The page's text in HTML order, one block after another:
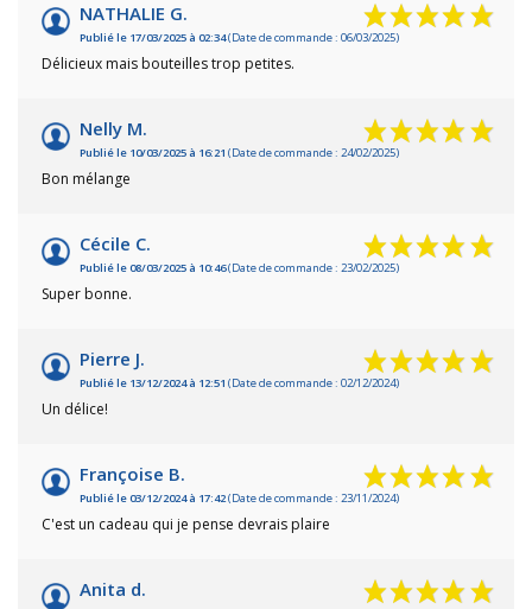
NATHALIE G.
Publié le 17/03/2025 à 02:34(Date de commande : 06/03/2025)
Délicieux mais bouteilles trop petites.
Nelly M.
Publié le 10/03/2025 à 16:21 (Date de commande : 24/02/2025)
Bon mélange
Cécile C.
Publié le 08/03/2025 à 10:46(Date de commande : 23/02/2025)
Super bonne.
Pierre J.
Publié le 13/12/2024 à 12:51 (Date de commande : 02/12/2024)
Un délice!
Françoise B.
Publié le 03/12/2024 à 17:42(Date de commande : 23/11/2024)
C'est un cadeau qui je pense devrais plaire
Anita d.